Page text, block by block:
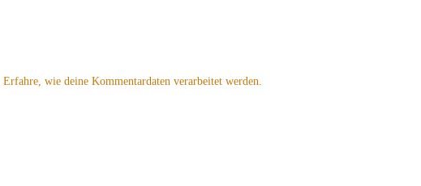
Erfahre, wie deine Kommentardaten verarbeitet werden.